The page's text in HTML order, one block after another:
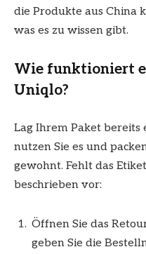
die Produkte aus China
was es zu wissen gibt.
Wie funktioniert
Uniqlo?
Lag Ihrem Paket bereits
nutzen Sie es und
gewohnt. Fehlt das
beschrieben vor:
Öffnen Sie das
geben Sie die